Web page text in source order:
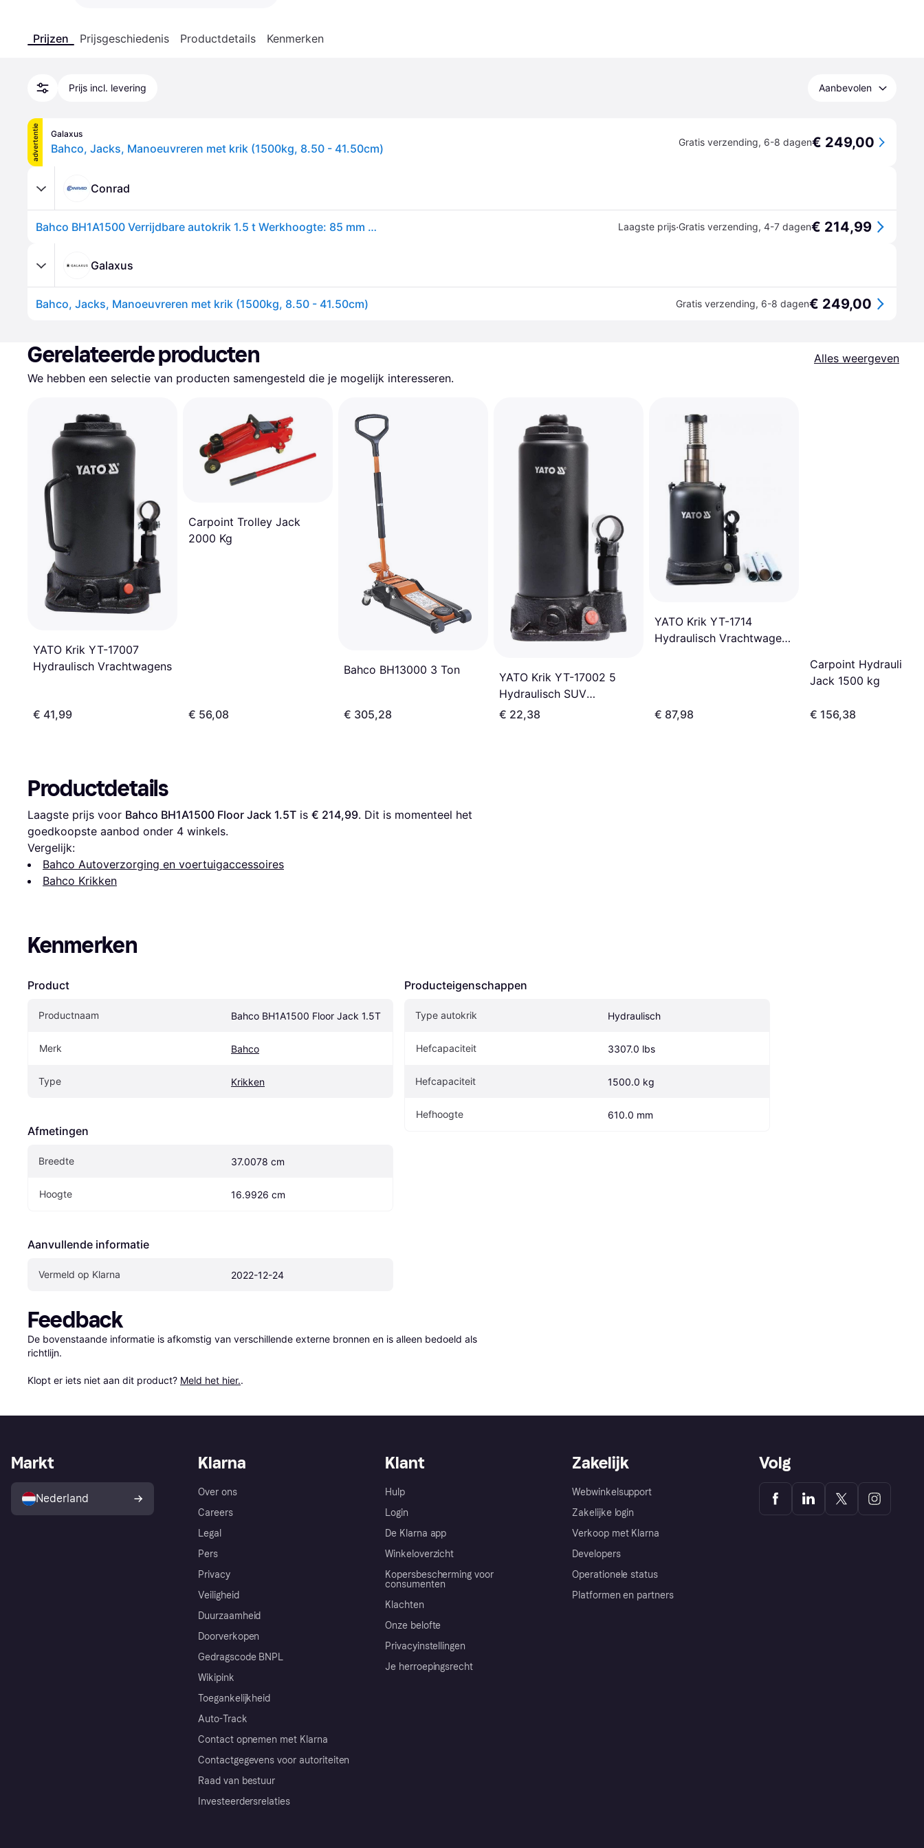
Prijzen Prijsgeschiedenis Productdetails Kenmerken
Prijs incl. levering Aanbevolen
advertentie Galaxus
Bahco, Jacks, Manoeuvreren met krik (1500kg, 8.50 - 41.50cm) Gratis verzending, 6-8 dagen€ 249,00
Conrad
Bahco BH1A1500 Verrijdbare autokrik 1.5 t Werkhoogte: 85 mm - 41.5 cm Laagste prijs·Gratis verzending, 4-7 dagen€ 214,99
Galaxus
Bahco, Jacks, Manoeuvreren met krik (1500kg, 8.50 - 41.50cm) Gratis verzending, 6-8 dagen€ 249,00
Gerelateerde producten
Alles weergeven
We hebben een selectie van producten samengesteld die je mogelijk interesseren.
YATO Krik YT-17007
Hydraulisch Vrachtwagens
€ 41,99
Carpoint Trolley Jack
2000 Kg
€ 56,08
Bahco BH13000 3 Ton
€ 305,28
YATO Krik YT-17002 5
Hydraulisch SUV
Potkrikken
€ 22,38
YATO Krik YT-1714
Hydraulisch Vrachtwagens
€ 87,98
Carpoint Hydraulic
Jack 1500 kg
€ 156,38
Productdetails
Laagste prijs voor Bahco BH1A1500 Floor Jack 1.5T is € 214,99. Dit is momenteel het
goedkoopste aanbod onder 4 winkels.
Vergelijk:
Bahco Autoverzorging en voertuigaccessoires
Bahco Krikken
Kenmerken
Product
Productnaam Bahco BH1A1500 Floor Jack 1.5T
Merk Bahco
Type Krikken
Afmetingen
Breedte 37.0078 cm
Hoogte 16.9926 cm
Aanvullende informatie
Vermeld op Klarna 2022-12-24
Producteigenschappen
Type autokrik Hydraulisch
Hefcapaciteit 3307.0 lbs
Hefcapaciteit 1500.0 kg
Hefhoogte 610.0 mm
Feedback
De bovenstaande informatie is afkomstig van verschillende externe bronnen en is alleen bedoeld als
richtlijn.
Klopt er iets niet aan dit product? Meld het hier..
Klarna
Over ons
Careers
Legal
Pers
Privacy
Veiligheid
Duurzaamheid
Doorverkopen
Gedragscode BNPL
Wikipink
Toegankelijkheid
Auto-Track
Contact opnemen met Klarna
Contactgegevens voor autoriteiten
Raad van bestuur
Investeerdersrelaties
Klant
Hulp
Login
De Klarna app
Winkeloverzicht
Kopersbescherming voor
consumenten
Klachten
Onze belofte
Privacyinstellingen
Je herroepingsrecht
Zakelijk
Webwinkelsupport
Zakelijke login
Verkoop met Klarna
Developers
Operationele status
Platformen en partners
Markt
Nederland
Volg